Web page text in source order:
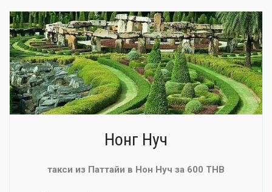
Нонг Нуч
такси из Паттайи в Нон Нуч за 600 THB